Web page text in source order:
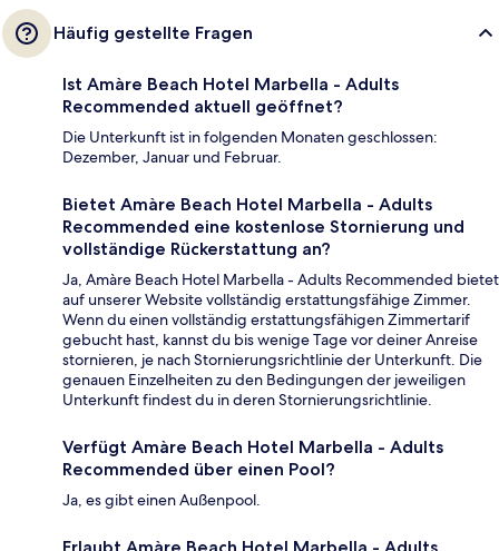
Häufig gestellte Fragen
Ist Amàre Beach Hotel Marbella - Adults
Recommended aktuell geöffnet?
Die Unterkunft ist in folgenden Monaten geschlossen:
Dezember, Januar und Februar.
Bietet Amàre Beach Hotel Marbella - Adults
Recommended eine kostenlose Stornierung und
vollständige Rückerstattung an?
Ja, Amàre Beach Hotel Marbella - Adults Recommended bietet
auf unserer Website vollständig erstattungsfähige Zimmer.
Wenn du einen vollständig erstattungsfähigen Zimmertarif
gebucht hast, kannst du bis wenige Tage vor deiner Anreise
stornieren, je nach Stornierungsrichtlinie der Unterkunft. Die
genauen Einzelheiten zu den Bedingungen der jeweiligen
Unterkunft findest du in deren Stornierungsrichtlinie.
Verfügt Amàre Beach Hotel Marbella - Adults
Recommended über einen Pool?
Ja, es gibt einen Außenpool.